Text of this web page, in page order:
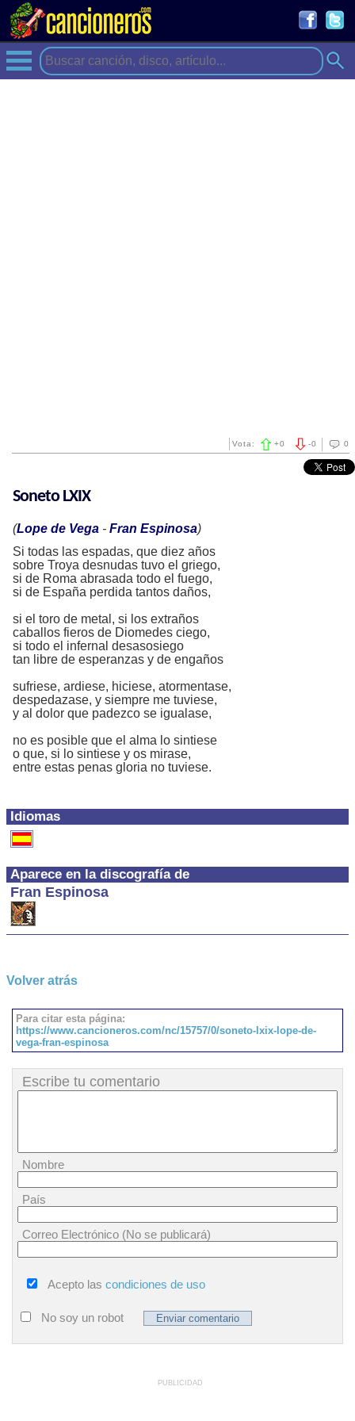
0
-0
Vota: +0
Idiomas
Aparece en la discografía de
Fran Espinosa
Soneto LXIX
(Lope de Vega - Fran Espinosa)
Si todas las espadas, que diez años
sobre Troya desnudas tuvo el griego,
si de Roma abrasada todo el fuego,
si de España perdida tantos daños,
si el toro de metal, si los extraños
caballos fieros de Diomedes ciego,
si todo el infernal desasosiego
tan libre de esperanzas y de engaños
sufriese, ardiese, hiciese, atormentase,
despedazase, y siempre me tuviese,
y al dolor que padezco se igualase,
no es posible que el alma lo sintiese
o que, si lo sintiese y os mirase,
entre estas penas gloria no tuviese.
Volver atrás
Para citar esta página:
https://www.cancioneros.com/nc/15757/0/soneto-lxix-lope-de-
vega-fran-espinosa
Escribe tu comentario
Nombre
País
Correo Electrónico (No se publicará)
Acepto las condiciones de uso
No soy un robot
PUBLICIDAD